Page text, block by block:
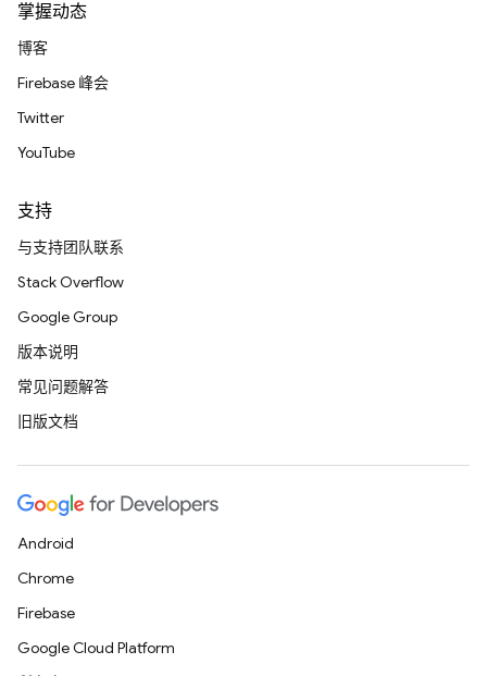
掌握动态
博客
Firebase 峰会
Twitter
YouTube
支持
与支持团队联系
Stack Overflow
Google Group
版本说明
常见问题解答
旧版文档
Android
Chrome
Firebase
Google Cloud Platform